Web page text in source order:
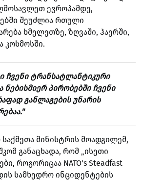
ევროპამდე,
შეუძლია რთული
ხმელეთზე, ზღვაში, ჰაერში,
კოსმოსში.
ჩვენი ტრანსატლანტიკური
ნებისმიერ პირობებში ჩვენი
განლაგების უნარის
მინისტრის მოადგილემ,
განაცხადა, რომ „ისეთი
როგორიცაა NATO’s Steadfast
სამხედრო ინციდენტების